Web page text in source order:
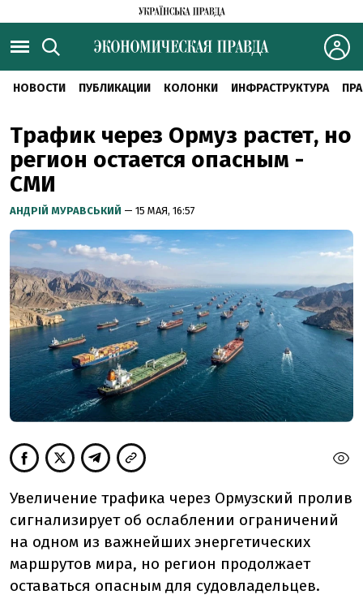
НОВОСТИ ПУБЛИКАЦИИ КОЛОНКИ ИНФРАСТРУКТУРА
Трафик через Ормуз растет, но
регион остается опасным -
СМИ
АНДРІЙ МУРАВСЬКИЙ — 15 МАЯ, 16:57
Увеличение трафика через Ормузский пролив
сигнализирует об ослаблении ограничений
на одном из важнейших энергетических
маршрутов мира, но регион продолжает
оставаться опасным для судовладельцев.